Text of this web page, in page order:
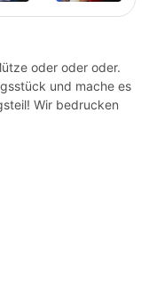
oder oder oder.
und mache es
Wir bedrucken